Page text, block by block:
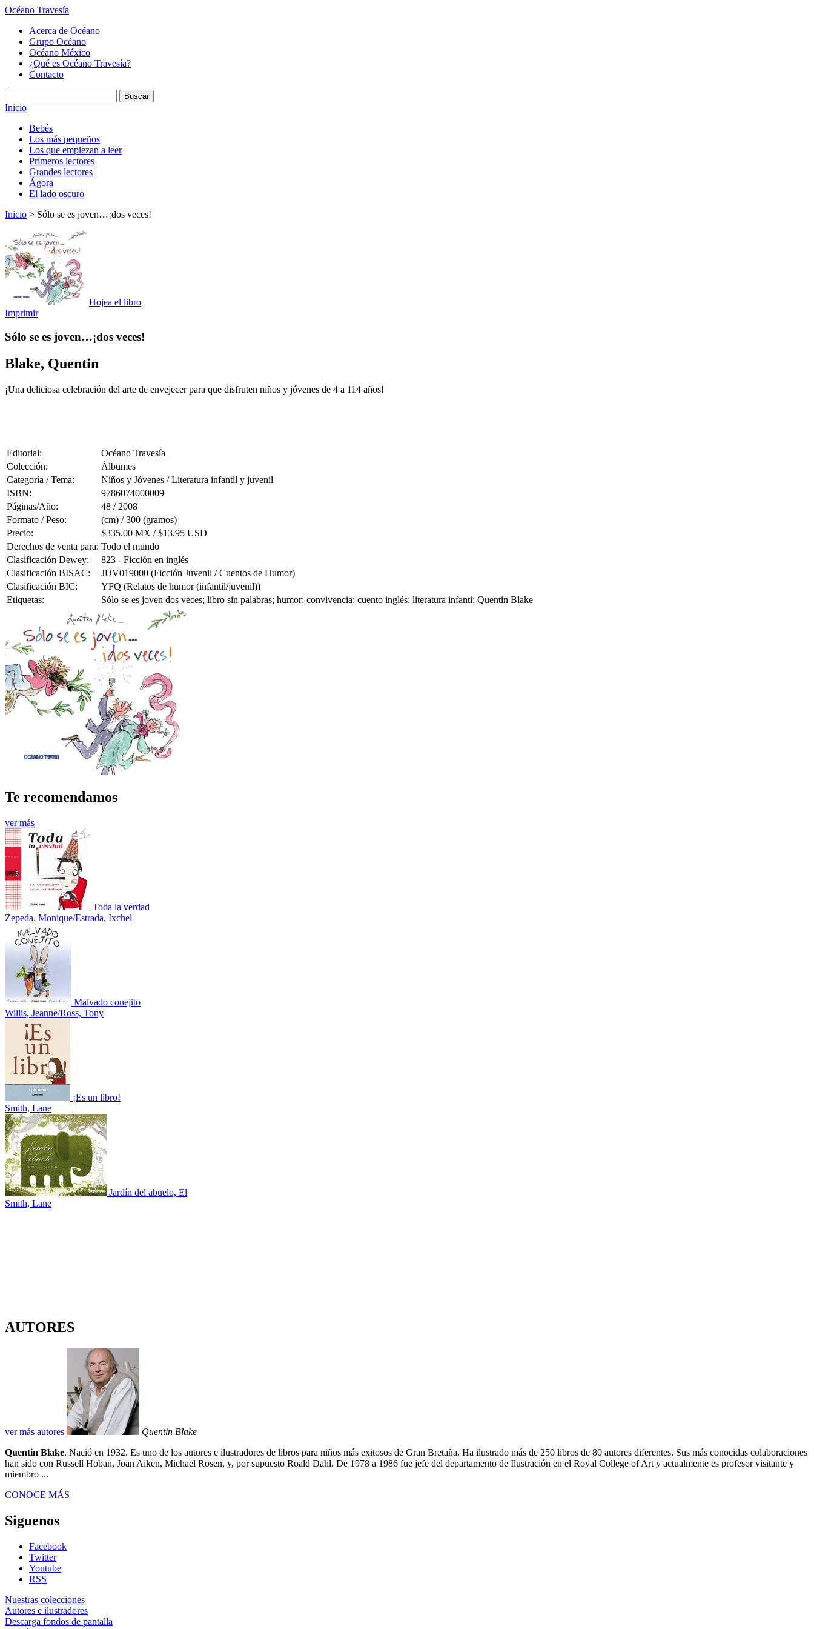
Océano Travesía
Acerca de Océano
Grupo Océano
Océano México
¿Qué es Océano Travesía?
Contacto
Inicio
Bebés
Los más pequeños
Los que empiezan a leer
Primeros lectores
Grandes lectores
Ágora
El lado oscuro
Inicio > Sólo se es joven…¡dos veces!
Hojea el libro
Imprimir
Sólo se es joven…¡dos veces!
Blake, Quentin
¡Una deliciosa celebración del arte de envejecer para que disfruten niños y jóvenes de 4 a 114 años!
Editorial:
Océano Travesía
Colección:
Álbumes
Categoría / Tema:
Niños y Jóvenes / Literatura infantil y juvenil
ISBN:
9786074000009
Páginas/Año:
48 / 2008
Formato / Peso:
(cm) / 300 (gramos)
Precio:
$335.00 MX / $13.95 USD
Derechos de venta para: Todo el mundo
Clasificación Dewey:
823 - Ficción en inglés
Clasificación BISAC:
JUV019000 (Ficción Juvenil / Cuentos de Humor)
Clasificación BIC:
YFQ (Relatos de humor (infantil/juvenil))
Etiquetas:
Sólo se es joven dos veces; libro sin palabras; humor; convivencia; cuento inglés; literatura infanti; Quentin Blake
Te recomendamos
ver más
Toda la verdad
Zepeda, Monique/Estrada, Ixchel
Malvado conejito
Willis, Jeanne/Ross, Tony
¡Es un libro!
Smith, Lane
Jardín del abuelo, El
Smith, Lane
AUTORES
ver más autores
Quentin Blake
Quentin Blake. Nació en 1932. Es uno de los autores e ilustradores de libros para niños más exitosos de Gran Bretaña. Ha ilustrado más de 250 libros de 80 autores diferentes. Sus más conocidas colaboraciones
han sido con Russell Hoban, Joan Aiken, Michael Rosen, y, por supuesto Roald Dahl. De 1978 a 1986 fue jefe del departamento de Ilustración en el Royal College of Art y actualmente es profesor visitante y
miembro ...
CONOCE MÁS
Siguenos
Facebook
Twitter
Youtube
RSS
Nuestras colecciones
Autores e ilustradores
Descarga fondos de pantalla